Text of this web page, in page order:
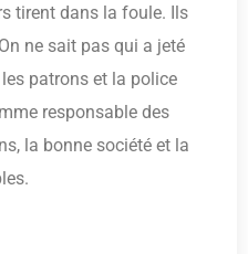
tirent dans la foule. Ils
ne sait pas qui a jeté
patrons et la police
responsable des
la bonne société et la